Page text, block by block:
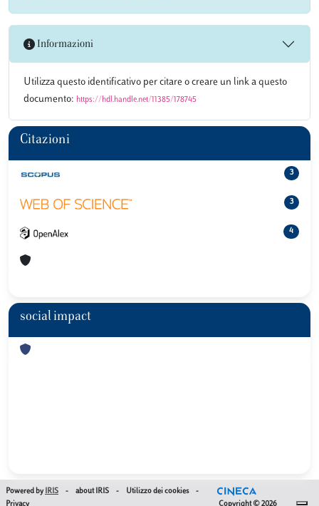
Informazioni
Utilizza questo identificativo per citare o creare un link a questo
documento: https://hdl.handle.net/11385/178745
Citazioni
3
3
4
social impact
Powered by IRIS - about IRIS - Utilizzo dei cookies
-
Privacy
Copyright © 2026